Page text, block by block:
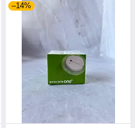
–14%